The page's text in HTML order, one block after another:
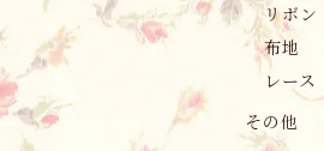
リボン
布地
レース
その他